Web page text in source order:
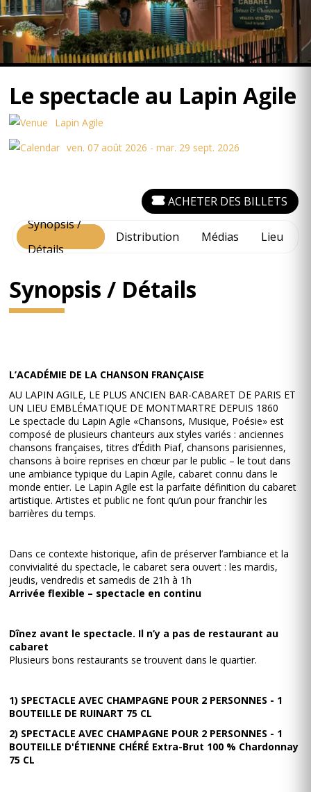
Le spectacle au Lapin Agile
Lapin Agile
ven. 07 août 2026 - mar. 29 sept. 2026
Synopsis /
Détails
Distribution Médias Lieu
ACHETER DES BILLETS
Synopsis / Détails
L’ACADÉMIE DE LA CHANSON FRANÇAISE
AU LAPIN AGILE, LE PLUS ANCIEN BAR-CABARET DE PARIS ET
UN LIEU EMBLÉMATIQUE DE MONTMARTRE DEPUIS 1860
Le spectacle du Lapin Agile «Chansons, Musique, Poésie» est
composé de plusieurs chanteurs aux styles variés : anciennes
chansons françaises, titres d’Édith Piaf, chansons parisiennes,
chansons à boire reprises en chœur par le public – le tout dans
une ambiance typique du Lapin Agile, cabaret connu dans le
monde entier. Le Lapin Agile est la parfaite définition du cabaret
artistique. Artistes et public ne font qu’un pour franchir les
barrières du temps.
Dans ce contexte historique, afin de préserver l’ambiance et la
convivialité du spectacle, le cabaret sera ouvert : les mardis,
jeudis, vendredis et samedis de 21h à 1h
Arrivée flexible – spectacle en continu
Dînez avant le spectacle. Il n’y a pas de restaurant au
cabaret
Plusieurs bons restaurants se trouvent dans le quartier.
1) SPECTACLE AVEC CHAMPAGNE POUR 2 PERSONNES - 1
BOUTEILLE DE RUINART 75 CL
2) SPECTACLE AVEC CHAMPAGNE POUR 2 PERSONNES - 1
BOUTEILLE D'ÉTIENNE CHÉRÉ Extra-Brut 100 % Chardonnay
75 CL